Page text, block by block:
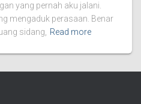
yang pernah aku jalani.
mengaduk perasaan. Benar
sidang,
Read more